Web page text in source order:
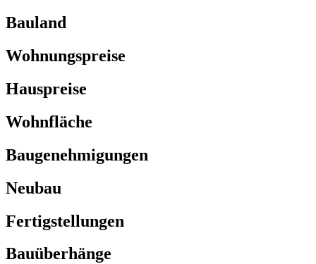
Bauland
Wohnungspreise
Hauspreise
Wohnfläche
Baugenehmigungen
Neubau
Fertigstellungen
Bauüberhänge